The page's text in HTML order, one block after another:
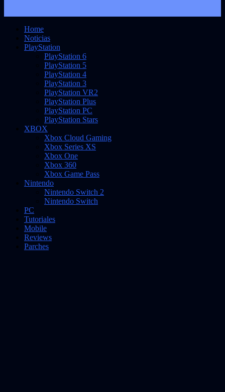
Home
Noticias
PlayStation
PlayStation 6
PlayStation 5
PlayStation 4
PlayStation 3
PlayStation VR2
PlayStation Plus
PlayStation PC
PlayStation Stars
XBOX
Xbox Cloud Gaming
Xbox Series XS
Xbox One
Xbox 360
Xbox Game Pass
Nintendo
Nintendo Switch 2
Nintendo Switch
PC
Tutoriales
Mobile
Reviews
Parches